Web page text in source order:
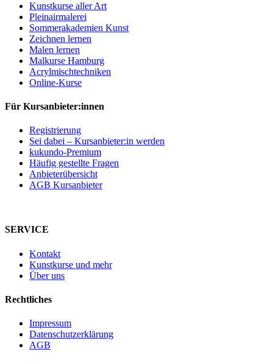
Kunstkurse aller Art
Pleinairmalerei
Sommerakademien Kunst
Zeichnen lernen
Malen lernen
Malkurse Hamburg
Acrylmischtechniken
Online-Kurse
Für Kursanbieter:innen
Registrierung
Sei dabei – Kursanbieter:in werden
kukundo-Premium
Häufig gestellte Fragen
Anbieterübersicht
AGB Kursanbieter
SERVICE
Kontakt
Kunstkurse und mehr
Über uns
Rechtliches
Impressum
Datenschutzerklärung
AGB